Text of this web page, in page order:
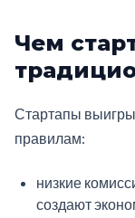
Чем
Стартапы
правилам:
низкие
создают